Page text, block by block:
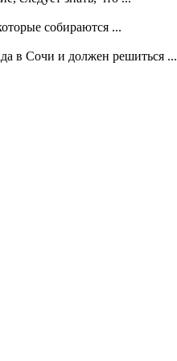
собираются ...
в Сочи и должен решиться ...